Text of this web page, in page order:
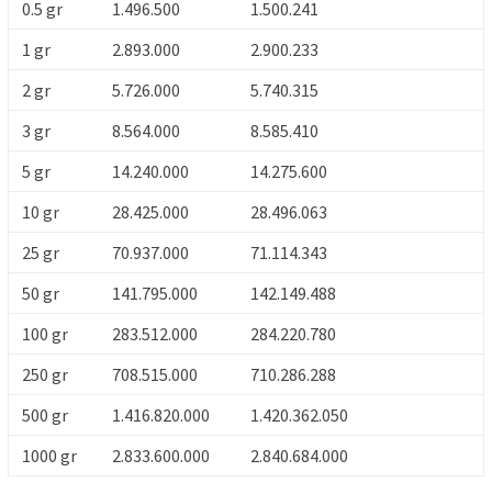
0.5 gr
1.496.500
1.500.241
1 gr
2.893.000
2.900.233
2 gr
5.726.000
5.740.315
3 gr
8.564.000
8.585.410
5 gr
14.240.000
14.275.600
10 gr
28.425.000
28.496.063
25 gr
70.937.000
71.114.343
50 gr
141.795.000
142.149.488
100 gr
283.512.000
284.220.780
250 gr
708.515.000
710.286.288
500 gr
1.416.820.000
1.420.362.050
1000 gr
2.833.600.000 2.840.684.000